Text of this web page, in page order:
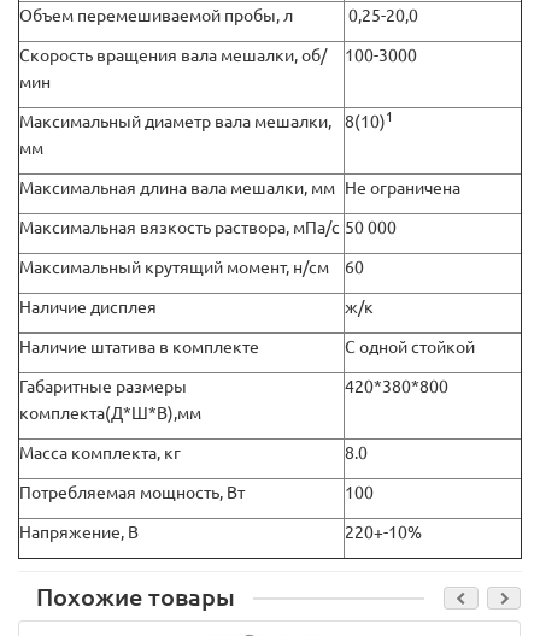
Объем перемешиваемой пробы, л 0,25-20,0
Скорость вращения вала мешалки, об/
мин
100-3000
Максимальный диаметр вала мешалки,
мм
8(10)1
Максимальная длина вала мешалки, мм Не ограничена
Максимальная вязкость раствора, мПа/с 50 000
Максимальный крутящий момент, н/см 60
Наличие дисплея ж/к
Наличие штатива в комплекте С одной стойкой
Габаритные размеры
комплекта(Д*Ш*В),мм
420*380*800
Масса комплекта, кг 8.0
Потребляемая мощность, Вт 100
Напряжение, В 220+-10%
Похожие товары